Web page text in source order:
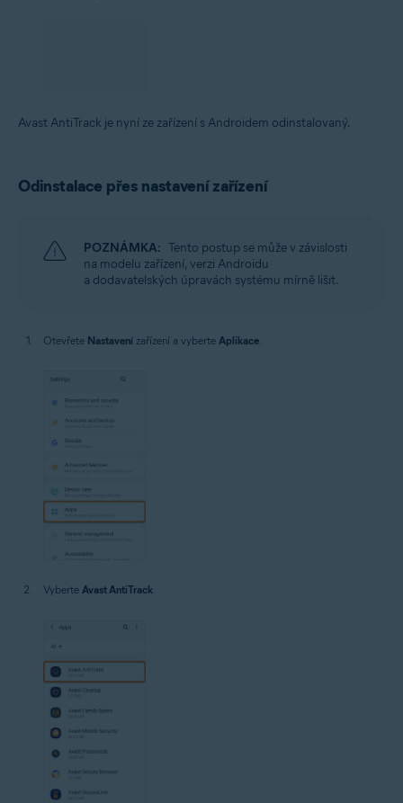
Avast AntiTrack je nyní ze zařízení s Androidem odinstalovaný.
Odinstalace přes nastavení zařízení
POZNÁMKA: Tento postup se může v závislosti
na modelu zařízení, verzi Androidu
a dodavatelských úpravách systému mírně lišit.
Otevřete Nastavení zařízení a vyberte Aplikace
Vyberte Avast AntiTrack